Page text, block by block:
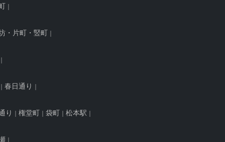
・片町・竪町
春日通り
り 権堂町 袋町 松本駅